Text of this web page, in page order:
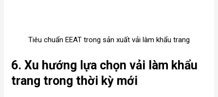
Tiêu chuẩn EEAT trong sản xuất vải làm khẩu trang
6. Xu hướng lựa chọn vải làm khẩu
trang trong thời kỳ mới